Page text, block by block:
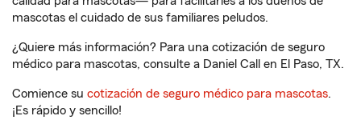
mascotas el cuidado de sus familiares peludos.
¿Quiere más información? Para una cotización de seguro
médico para mascotas, consulte a Daniel Call en El Paso, TX.
Comience su cotización de seguro médico para mascotas.
¡Es rápido y sencillo!